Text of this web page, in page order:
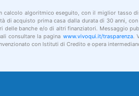
calcolo algoritmico eseguito, con il miglior tasso
di acquisto prima casa dalla durata di 30 anni,
delle banche e/o di altri finanziatori. Messaggio
consultare la pagina www.vivoqui.it/trasparenza.
con Istituti di Credito e opera